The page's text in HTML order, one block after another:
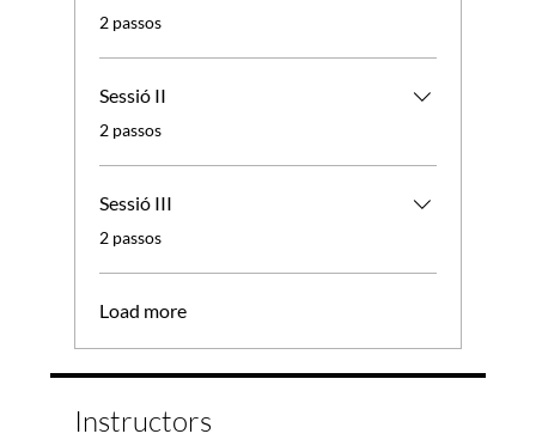
.2 passos
Sessió II
.2 passos
Sessió III
.2 passos
Load more
Instructors